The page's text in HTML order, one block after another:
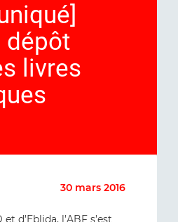
dépôt
livres
30 mars 2016
d’Eblida, l’ABF s’est